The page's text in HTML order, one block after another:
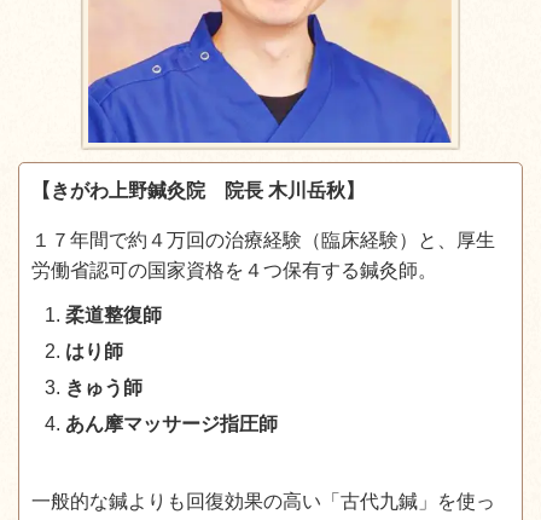
【きがわ上野鍼灸院 院長 木川岳秋】
１７年間で約４万回の治療経験（臨床経験）と、厚生
労働省認可の国家資格を４つ保有する鍼灸師。
柔道整復師
はり師
きゅう師
あん摩マッサージ指圧師
一般的な鍼よりも回復効果の高い「古代九鍼」を使っ